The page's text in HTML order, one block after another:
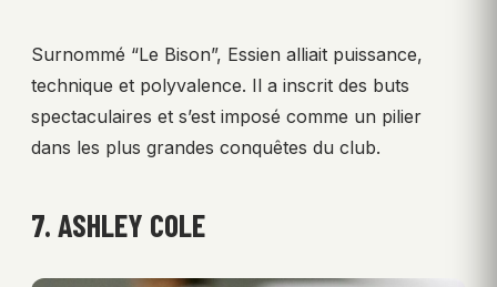
Surnommé “Le Bison”, Essien alliait puissance,
technique et polyvalence. Il a inscrit des buts
spectaculaires et s’est imposé comme un pilier
dans les plus grandes conquêtes du club.
7. ASHLEY COLE